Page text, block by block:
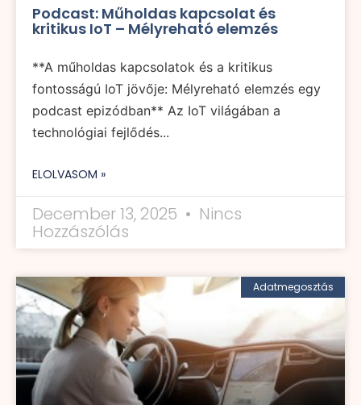
Podcast: Műholdas kapcsolat és
kritikus IoT – Mélyreható elemzés
**A műholdas kapcsolatok és a kritikus
fontosságú IoT jövője: Mélyreható elemzés egy
podcast epizódban** Az IoT világában a
technológiai fejlődés...
ELOLVASOM »
December 13, 2025 Nincs
Hozzászólás
Adatmegosztás